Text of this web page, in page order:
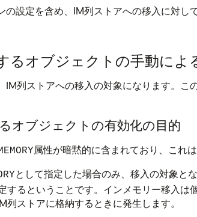
設定を含め、IM列ストアへの移入に対し
るオブジェクトの手動によ
列ストアへの移入の対象になります。こ
オブジェクトの有効化の目的
属性が暗黙的に含まれており、これ
として指定した場合のみ、移入の対象と
するということです。インメモリー移入
ストアに格納するときに発生します。